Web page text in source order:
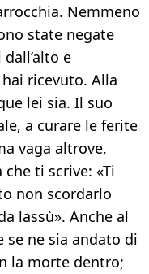
Nemmeno
state negate
e
ricevuto. Alla
lei sia. Il suo
a curare le ferite
vaga altrove,
ti scrive: «Ti
non scordarlo
lassù». Anche al
ne sia andato di
la morte dentro;